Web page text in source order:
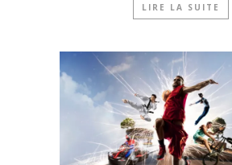
LIRE LA SUITE